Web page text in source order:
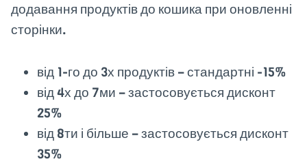
додавання продуктів до кошика при оновленні
сторінки.
від 1-го до 3х продуктів – стандартні -15%
від 4х до 7ми – застосовується дисконт
25%
від 8ти і більше – застосовується дисконт
35%